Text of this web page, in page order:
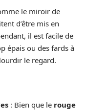
le miroir de
d’être mis en
il est facile de
épais ou des fards à
le regard.
: Bien que le rouge